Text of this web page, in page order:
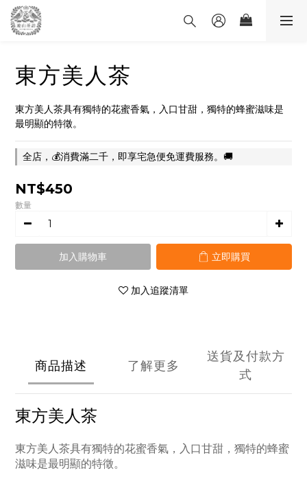
東方美人茶
東方美人茶具有獨特的花蜜香氣，入口甘甜，獨特的蜂蜜滋味是
最明顯的特徵。
全店，💰消費滿二千，即享宅急便免運費服務。🚚
NT$450
數量
加入購物車 立即購買
加入追蹤清單
商品描述 了解更多
送貨及付款方
式
東方美人茶
東方美人茶具有獨特的花蜜香氣，入口甘甜，獨特的蜂蜜
滋味是最明顯的特徵。